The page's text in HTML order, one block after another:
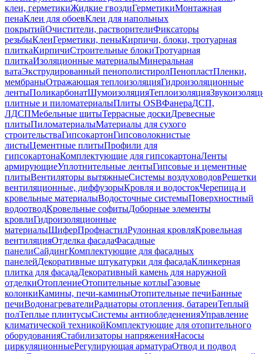
клеи, герметикиЖидкие гвоздиГерметикиМонтажная
пенаКлеи для обоевКлеи для напольных
покрытийОчистители, растворителиФиксаторы
резьбыКлеиГерметики, пеныКирпичи, блоки, тротуарная
плиткаКирпичиСтроительные блокиТротуарная
плиткаИзоляционные материалыМинеральная
ватаЭкструдированный пенополистиролПенопластПленки,
мембраныОтражающая теплоизоляцияГидроизоляционные
лентыПоликарбонатШумоизоляцияТеплоизоляция
плитные и пиломатериалыПлиты OSBФанераДСП,
ЛДСПМебельные щитыТеррасные доскиДревесные
плитыПиломатериалыМатериалы для сухого
строительстваГипсокартонГипсоволокнистые
листыЦементные плитыПрофили для
гипсокартонаКомплектующие для гипсокартонаЛенты
армирующиеУплотнительные лентыГипсовые и цементные
плитыВентиляторы вытяжныеСистемы воздуховодовРешетки
вентиляционные, диффузорыКровля и водостокЧерепица и
кровельные материалыВодосточные системыПоверхностный
водоотводКровельные софитыДоборные элементы
кровлиГидроизоляционные
материалыШиферПрофнастилРулонная кровляКровельная
вентиляцияОтделка фасадаФасадные
панелиСайдингКомплектующие для фасадных
панелейДекоративные штукатурки для фасадаКлинкерная
плитка для фасадаДекоративный камень для наружной
отделкиОтоплениеОтопительные котлыГазовые
колонкиКамины, печи-каминыОтопительные печиБанные
печиВодонагревателиРадиаторы отопления, батареиТеплый
полТеплые плинтусыСистемы антиобледененияУправление
климатической техникойКомплектующие для отопительного
оборудованияСтабилизаторы напряженияНасосы
циркуляционныеРегулирующая арматураОтвод и подвод